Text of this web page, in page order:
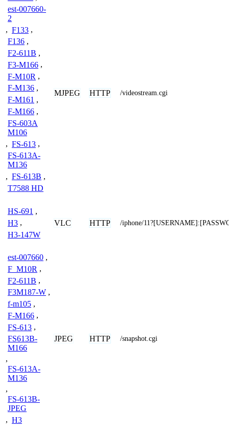
est-007660-
2
, F133 ,
F136 ,
F2-611B ,
F3-M166 ,
F-M10R ,
F-M136 ,
F-M161 ,
F-M166 ,
FS-603A
M106
, FS-613 ,
FS-613A-
M136
, FS-613B ,
T7588 HD
MJPEG HTTP /videostream.cgi
HS-691 ,
H3 ,
H3-147W
VLC HTTP /iphone/
est-007660 ,
F_M10R ,
F2-611B ,
F3M187-W ,
f-m105 ,
F-M166 ,
FS-613 ,
FS613B-
M166
,
FS-613A-
M136
,
FS-613B-
JPEG
, H3
JPEG HTTP /snapshot.cgi